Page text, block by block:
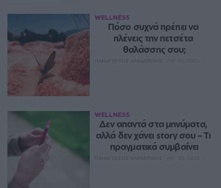
WELLNESS
Πόσο συχνά πρέπει να
πλένεις την πετσέτα
θαλάσσης σου;
WELLNESS
Δεν απαντά στα μηνύματα,
αλλά δεν χάνει story σου – Τι
πραγματικά συμβαίνει